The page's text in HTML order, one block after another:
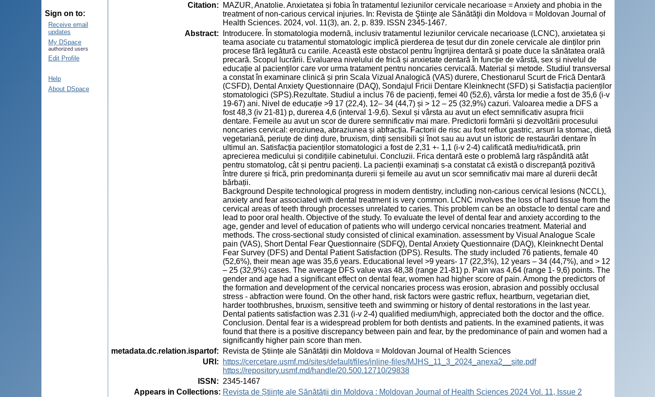
Sign on to:
Receive email
updates
My DSpace
authorized users
Edit Profile
Help
About DSpace
Citation:
MAZUR, Anatolie. Anxietatea și fobia în tratamentul leziunilor cervicale necarioase = Anxiety and phobia in the
treatment of non-carious cervical injuries. In: Revista de Ştiinţe ale Sănătăţii din Moldova = Moldovan Journal of
Health Sciences. 2024, vol. 11(3), an. 2, p. 839. ISSN 2345-1467.
Abstract:
Introducere. În stomatologia modernă, inclusiv tratamentul leziunilor cervicale necarioase (LCNC), anxietatea și
teama asociate cu tratamentul stomatologic implică pierderea de țesut dur din zonele cervicale ale dinților prin
procese fără legătură cu cariile. Această este obstacol pentru îngrijirea dentară și poate duce la sănătatea orală
precară. Scopul lucrării. Evaluarea nivelului de frică și anxietate dentară în funcție de vârstă, sex și nivelul de
educație al pacienților care vor urma tratament pentru noncaries cervicală. Material și metode. Studiul transversal
a constat în examinare clinică și prin Scala Vizual Analogică (VAS) durere, Chestionarul Scurt de Frică Dentară
(CSFD), Dental Anxiety Questionnaire (DAQ), Sondajul Fricii Dentare Kleinknecht (SFD) și Satisfacția pacienților
stomatologici (SPS).Rezultate. Studiul a inclus 76 de pacienți, femei 40 (52,6), vârsta lor medie a fost de 35,6 (i-v
19-67) ani. Nivel de educație >9 17 (22,4), 12– 34 (44,7) și > 12 – 25 (32,9%) cazuri. Valoarea medie a DFS a
fost 48,3 (iv 21-81) p, durerea 4,6 (interval 1-9,6). Sexul și vârsta au avut un efect semnificativ asupra fricii
dentare. Femeile au avut un scor de durere semnificativ mai mare. Predictorii formării și dezvoltării procesului
noncaries cervical: eroziunea, abraziunea și abfracția. Factorii de risc au fost reflux gastric, arsuri la stomac, dietă
vegetariană, periuțe de dinți dure, bruxism, dinți sensibili și înot sau au avut un istoric de restaurări dentare în
ultimul an. Satisfacția pacienților stomatologici a fost de 2,31 +- 1,1 (i-v 2-4) calificată mediu/ridicată, prin
aprecierea medicului și condițiile cabinetului. Concluzii. Frica dentară este o problemă larg răspândită atât
pentru stomatolog, cât și pentru pacienți. La pacienții examinați s-a constatat că există o discrepanță pozitivă
între durere și frică, prin predominanța durerii și femeile au avut un scor semnificativ mai mare al durerii decât
bărbații.
Background Despite technological progress in modern dentistry, including non-carious cervical lesions (NCCL),
anxiety and fear associated with dental treatment is very common. LCNC involves the loss of hard tissue from the
cervical areas of teeth through processes unrelated to caries. This problem can be an obstacle to dental care and
lead to poor oral health. Objective of the study. To evaluate the level of dental fear and anxiety according to the
age, gender and level of education of patients who will undergo cervical noncaries treatment. Material and
methods. The cross-sectional study consisted of clinical examination. assessment by Visual Analogue Scale
pain (VAS), Short Dental Fear Questionnaire (SDFQ), Dental Anxiety Questionnaire (DAQ), Kleinknecht Dental
Fear Survey (DFS) and Dental Patient Satisfaction (DPS). Results. The study included 76 patients, female 40
(52,6%), their mean age was 35,6 years. Educational level >9 years- 17 (22,3%), 12 years – 34 (44,7%), and > 12
– 25 (32,9%) cases. The average DFS value was 48,38 (range 21-81) p. Pain was 4,64 (range 1- 9,6) points. The
gender and age had a significant effect on dental fear, women had higher score of pain. Among the predictors of
the formation and development of the cervical noncaries process was erosion, abrasion and possibly occlusal
stress - abfraction were found. On the other hand, risk factors were gastric reflux, heartburn, vegetarian diet,
harder toothbrushes, bruxism, sensitive teeth and swimming or history of dental restorations in the last year.
Dental patients satisfaction was 2.31 (i-v 2-4) qualified medium/high, appreciated both the doctor and the office.
Conclusion. Dental fear is a widespread problem for both dentists and patients. In the examined patients, it was
found that there is a positive discrepancy between pain and fear, by the predominance of pain and women had a
significantly higher pain score than men.
metadata.dc.relation.ispartof:
Revista de Științe ale Sănătății din Moldova = Moldovan Journal of Health Sciences
URI :
https://cercetare.usmf.md/sites/default/files/inline-files/MJHS_11_3_2024_anexa2__site.pdf
https://repository.usmf.md/handle/20.500.12710/29838
ISSN : 2345-1467
Appears in Collections: Revista de Științe ale Sănătății din Moldova : Moldovan Journal of Health Sciences 2024 Vol. 11, Issue 2